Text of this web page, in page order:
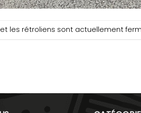
les rétroliens sont actuellement